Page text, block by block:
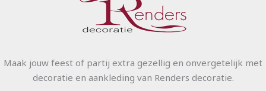
Maak jouw feest of partij extra gezellig en onvergetelijk met
decoratie en aankleding van Renders decoratie.